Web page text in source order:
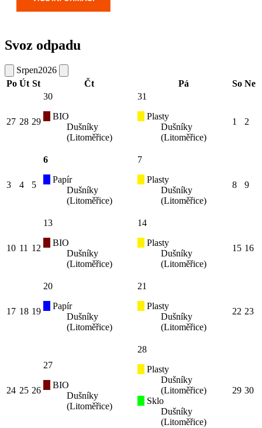
Svoz odpadu
Srpen2026
Po Út St Čt Pá So Ne
27 28 29
30
BIO
Dušníky
(Litoměřice)
31
Plasty
Dušníky
(Litoměřice)
1 2
3 4 5
6
Papír
Dušníky
(Litoměřice)
7
Plasty
Dušníky
(Litoměřice)
8 9
10 11 12
13
BIO
Dušníky
(Litoměřice)
14
Plasty
Dušníky
(Litoměřice)
15 16
17 18 19
20
Papír
Dušníky
(Litoměřice)
21
Plasty
Dušníky
(Litoměřice)
22 23
24 25 26
27
BIO
Dušníky
(Litoměřice)
28
Plasty
Dušníky
(Litoměřice)
Sklo
Dušníky
(Litoměřice)
29 30